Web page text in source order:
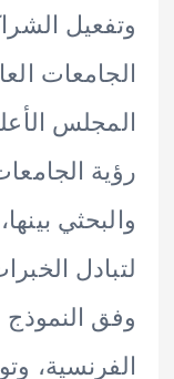
الشراكات
الأعلى
الجامعات،
بينها،
الخبرات حول
وتوسيع